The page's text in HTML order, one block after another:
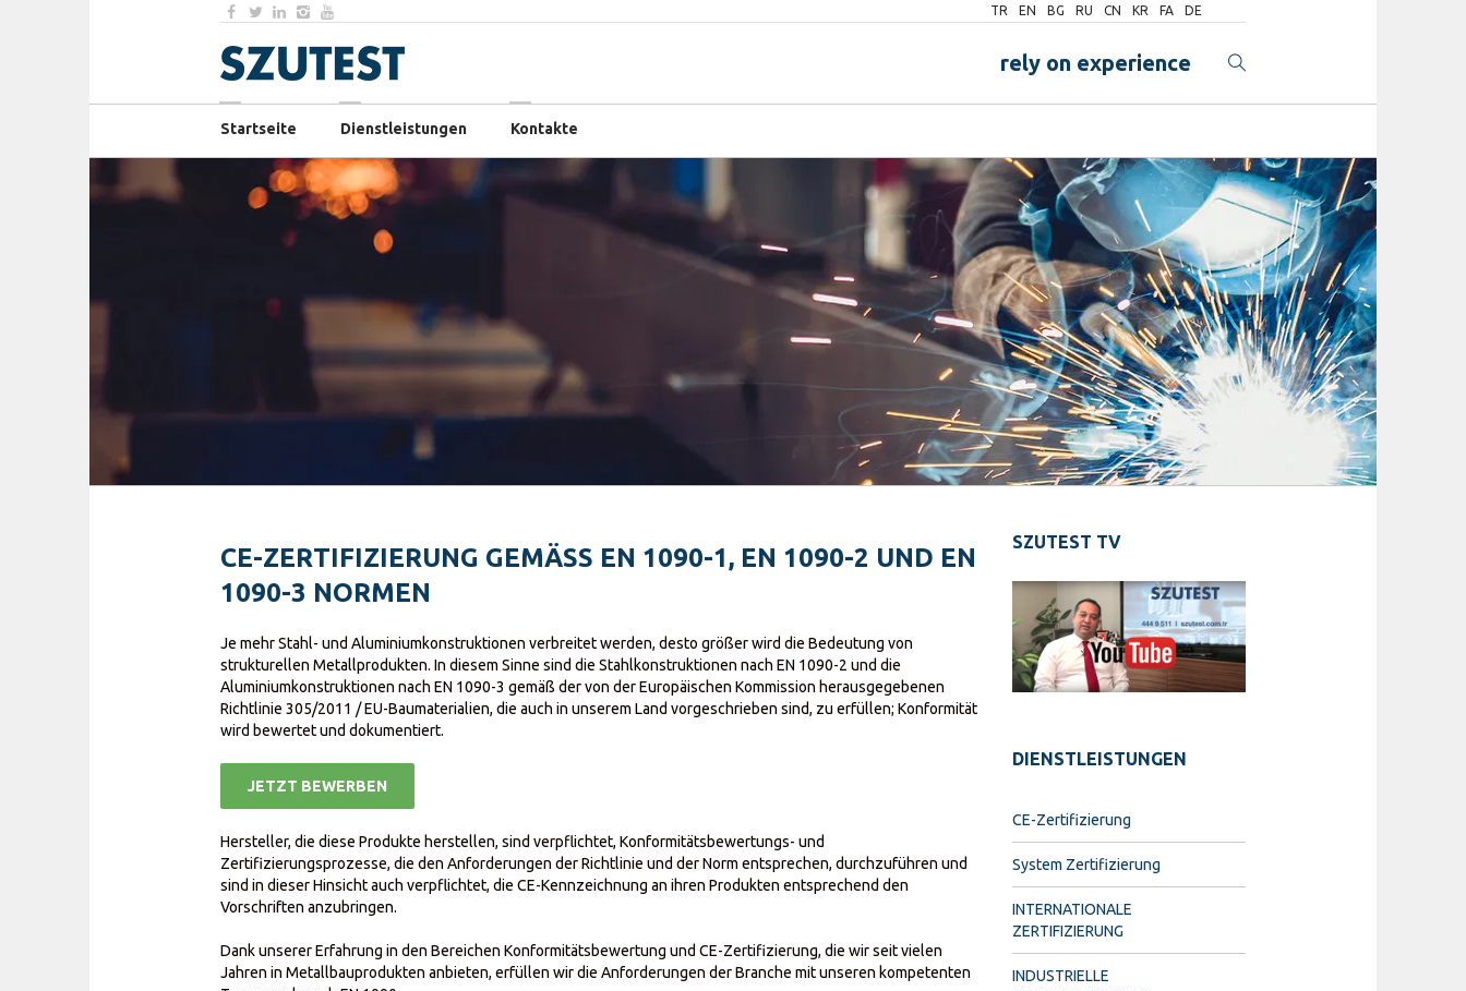
TR EN BG RU CN KR FA DE
rely on experience
Startseite Dienstleistungen Kontakte
CE-ZERTIFIZIERUNG GEMÄSS EN 1090-1, EN 1090-2 UND EN
1090-3 NORMEN
Je mehr Stahl- und Aluminiumkonstruktionen verbreitet werden, desto größer wird die Bedeutung von
strukturellen Metallprodukten. In diesem Sinne sind die Stahlkonstruktionen nach EN 1090-2 und die
Aluminiumkonstruktionen nach EN 1090-3 gemäß der von der Europäischen Kommission herausgegebenen
Richtlinie 305/2011 / EU-Baumaterialien, die auch in unserem Land vorgeschrieben sind, zu erfüllen; Konformität
wird bewertet und dokumentiert.
JETZT BEWERBEN
Hersteller, die diese Produkte herstellen, sind verpflichtet, Konformitätsbewertungs- und
Zertifizierungsprozesse, die den Anforderungen der Richtlinie und der Norm entsprechen, durchzuführen und
sind in dieser Hinsicht auch verpflichtet, die CE-Kennzeichnung an ihren Produkten entsprechend den
Vorschriften anzubringen.
Dank unserer Erfahrung in den Bereichen Konformitätsbewertung und CE-Zertifizierung, die wir seit vielen
Jahren in Metallbauprodukten anbieten, erfüllen wir die Anforderungen der Branche mit unseren kompetenten
SZUTEST TV
DIENSTLEISTUNGEN
CE-Zertifizierung
System Zertifizierung
INTERNATIONALE
ZERTIFIZIERUNG
INDUSTRIELLE